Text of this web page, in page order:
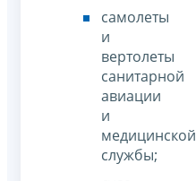
самолеты
и
вертолеты
санитарной
авиации
и
медицинской
службы;